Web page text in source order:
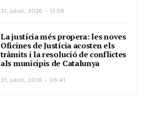
31, juliol, 2026 - 13:58
La justícia més propera: les noves
Oficines de Justícia acosten els
tràmits i la resolució de conflictes
als municipis de Catalunya
31, juliol, 2026 - 08:41